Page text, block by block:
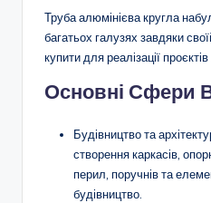
Труба алюмінієва кругла
багатьох галузях завдяки
купити для реалізації
Основні Сфери
Будівництво та
створення каркасів,
перил, поручнів та
будівництво.